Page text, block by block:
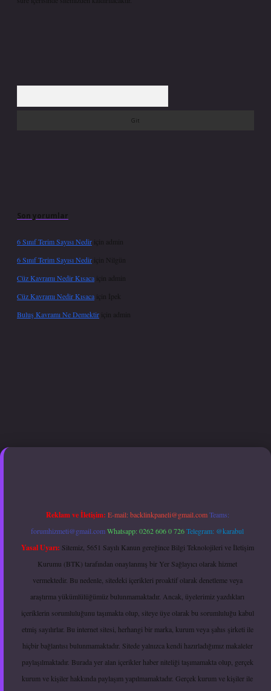
Son yorumlar
6 Sınıf Terim Sayısı Nedir için
admin
6 Sınıf Terim Sayısı Nedir için Nilgün
Cüz Kavramı Nedir Kısaca için
admin
Cüz Kavramı Nedir Kısaca için İpek
Buluş Kavramı Ne Demektir için admin
hiltonbet güncel giriş
Reklam ve İletişim: E-mail:backlinkpaneli@gmail.com Teams:
forumhizmeti@gmail.comWhatsapp: 0262 606 0 726Telegram: @karabul
Yasal Uyarı: Sitemiz, 5651 Sayılı Kanun gereğince Bilgi Teknolojileri ve İletişim
Kurumu (BTK) tarafından onaylanmış bir Yer Sağlayıcı olarak hizmet
vermektedir. Bu nedenle, sitedeki içerikleri proaktif olarak denetleme veya
araştırma yükümlülüğümüz bulunmamaktadır. Ancak, üyelerimiz yazdıkları
içeriklerin sorumluluğunu taşımakta olup, siteye üye olarak bu sorumluluğu kabul
etmiş sayılırlar. Bu internet sitesi, herhangi bir marka, kurum veya şahıs şirketi ile
hiçbir bağlantısı bulunmamaktadır. Sitede yalnızca kendi hazırladığımız makaleler
paylaşılmaktadır. Burada yer alan içerikler haber niteliği taşımamakta olup, gerçek
kurum ve kişiler hakkında paylaşım yapılmamaktadır. Gerçek kurum ve kişiler ile